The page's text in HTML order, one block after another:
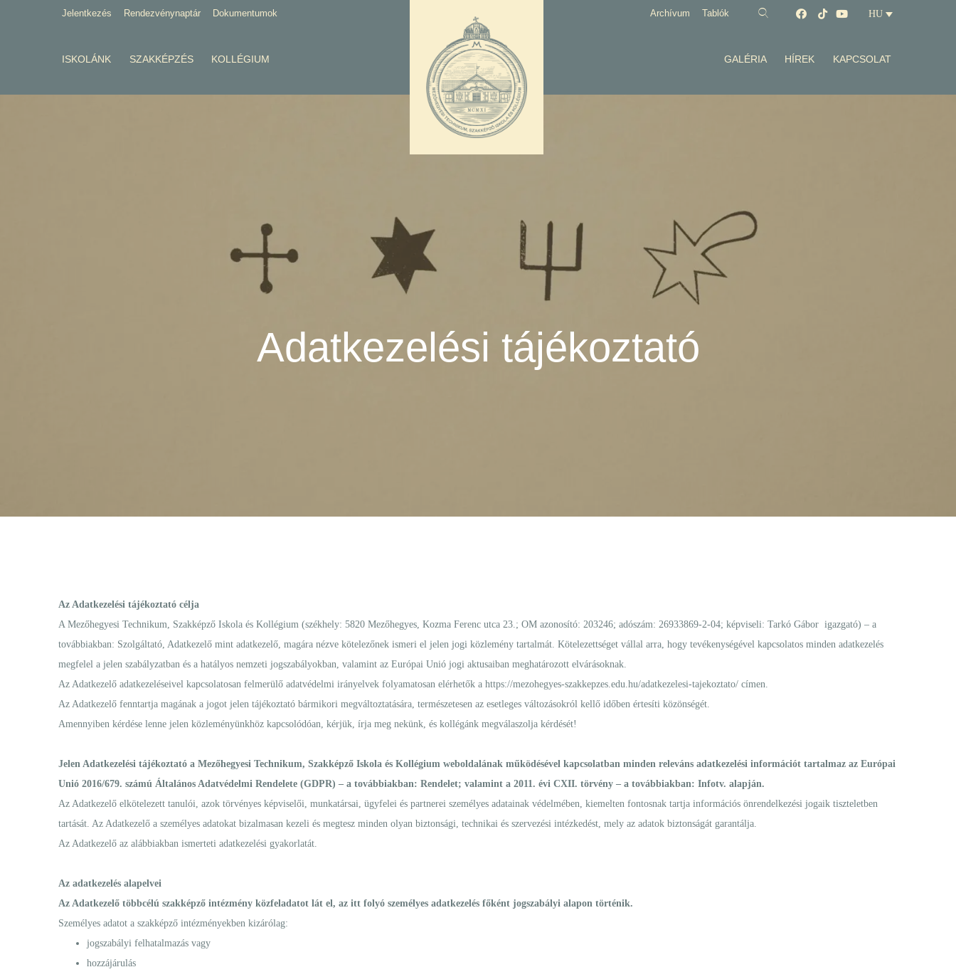
Jelentkezés Rendezvénynaptár Dokumentumok Archívum Tablók HU
ISKOLÁNK SZAKKÉPZÉS KOLLÉGIUM GALÉRIA HÍREK KAPCSOLAT
Adatkezelési tájékoztató
Az Adatkezelési tájékoztató célja
A Mezőhegyesi Technikum, Szakképző Iskola és Kollégium (székhely: 5820 Mezőhegyes, Kozma Ferenc utca 23.; OM azonosító: 203246; adószám: 26933869-2-04; képviseli: Tarkó Gábor igazgató) – a
továbbiakban: Szolgáltató, Adatkezelő mint adatkezelő, magára nézve kötelezőnek ismeri el jelen jogi közlemény tartalmát. Kötelezettséget vállal arra, hogy tevékenységével kapcsolatos minden adatkezelés
megfelel a jelen szabályzatban és a hatályos nemzeti jogszabályokban, valamint az Európai Unió jogi aktusaiban meghatározott elvárásoknak.
Az Adatkezelő adatkezeléseivel kapcsolatosan felmerülő adatvédelmi irányelvek folyamatosan elérhetők a https://mezohegyes-szakkepzes.edu.hu/adatkezelesi-tajekoztato/ címen.
Az Adatkezelő fenntartja magának a jogot jelen tájékoztató bármikori megváltoztatására, természetesen az esetleges változásokról kellő időben értesíti közönségét.
Amennyiben kérdése lenne jelen közleményünkhöz kapcsolódóan, kérjük, írja meg nekünk, és kollégánk megválaszolja kérdését!
Jelen Adatkezelési tájékoztató a Mezőhegyesi Technikum, Szakképző Iskola és Kollégium weboldalának működésével kapcsolatban minden releváns adatkezelési információt tartalmaz az Európai
Unió 2016/679. számú Általános Adatvédelmi Rendelete (GDPR) – a továbbiakban: Rendelet; valamint a 2011. évi CXII. törvény – a továbbiakban: Infotv. alapján.
Az Adatkezelő elkötelezett tanulói, azok törvényes képviselői, munkatársai, ügyfelei és partnerei személyes adatainak védelmében, kiemelten fontosnak tartja információs önrendelkezési jogaik tiszteletben
tartását. Az Adatkezelő a személyes adatokat bizalmasan kezeli és megtesz minden olyan biztonsági, technikai és szervezési intézkedést, mely az adatok biztonságát garantálja.
Az Adatkezelő az alábbiakban ismerteti adatkezelési gyakorlatát.
Az adatkezelés alapelvei
Az Adatkezelő többcélú szakképző intézmény közfeladatot lát el, az itt folyó személyes adatkezelés főként jogszabályi alapon történik.
Személyes adatot a szakképző intézményekben kizárólag:
jogszabályi felhatalmazás vagy
hozzájárulás